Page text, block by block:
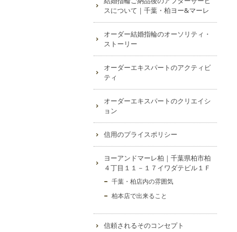
スについて｜千葉・柏ヨー&マーレ
オーダー結婚指輪のオーソリティ・
ストーリー
オーダーエキスパートのアクティビ
ティ
オーダーエキスパートのクリエイシ
ョン
信用のプライスポリシー
ヨーアンドマーレ柏｜千葉県柏市柏
４丁目１１－１７イワダテビル１Ｆ
千葉・柏店内の雰囲気
柏本店で出来ること
信頼されるそのコンセプト